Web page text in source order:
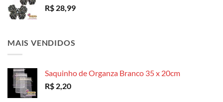
R$ 28,99
MAIS VENDIDOS
Saquinho de Organza Branco 35 x 20cm
R$ 2,20